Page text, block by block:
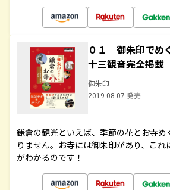
０１ 御朱印でめ
十三観音完全掲
御朱印
2019.08.07 発売
鎌倉の観光といえば、季節の花とお寺め
りません。お寺には御朱印があり、これ
がわかるのです！